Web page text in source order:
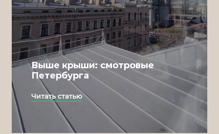
Выше крыши: смотровые
Петербурга
Читать статью